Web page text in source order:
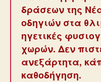
δράσεων της
οδηγιών στα
ηγετικές
χωρών. Δεν
ανεξάρτητα,
καθοδήγηση.